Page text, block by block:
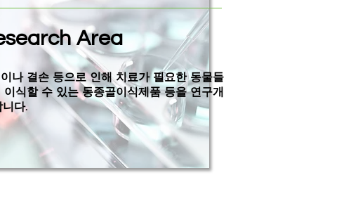
Area
나 결손 등으로 인해 치료가 필요한 동물들
이식할 수 있는 ​동종골이식제품등을 연구개
니다.​